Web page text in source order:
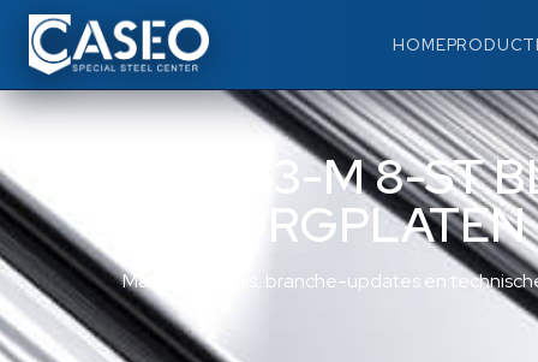
HOME
DIN 463-M 8-ST
Materiaalkennis, branche-updates en